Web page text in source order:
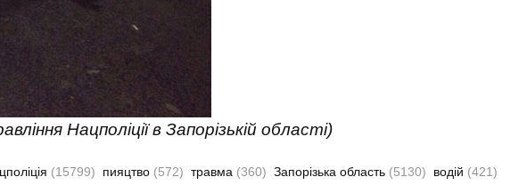
Нацполіції в Запорізькій області)
(15799) пияцтво (572) травма (360) Запорізька область (5130) водій (421)